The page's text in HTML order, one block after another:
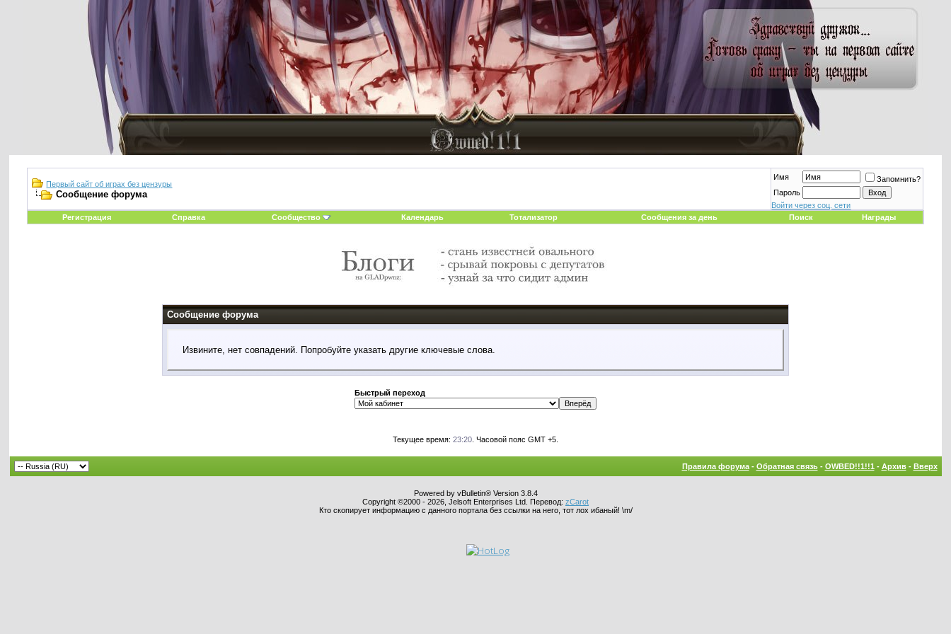
Первый сайт об играх без цензуры
Сообщение форума
Имя
Запомнить?
Пароль
Войти через соц. сети
Регистрация
Справка Сообщество Календарь Тотализатор Сообщения за день Поиск Награды
Сообщение форума
Извините, нет совпадений. Попробуйте указать другие ключевые слова.
Быстрый переход
Текущее время: 23:20. Часовой пояс GMT +5.
Правила форума- Обратная связь- OWBED!!1!!1 - Архив- Вверх
Powered by vBulletin® Version 3.8.4
Copyright ©2000 - 2026, Jelsoft Enterprises Ltd. Перевод: zCarot
Кто скопирует информацию с данного портала без ссылки на него, тот лох ибаный! \m/